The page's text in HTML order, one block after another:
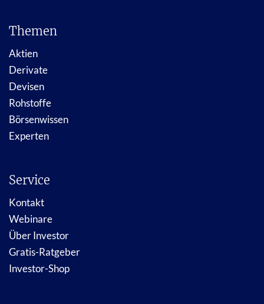
Themen
Aktien
Derivate
Devisen
Rohstoffe
Börsenwissen
Experten
Service
Kontakt
Webinare
Über Investor
Gratis-Ratgeber
Investor-Shop